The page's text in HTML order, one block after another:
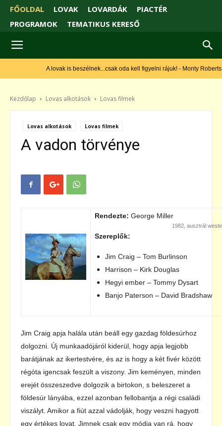
FŐOLDAL LOVAK LOVARDÁK
PIACTÉR
PROGRAMOK
TEMATIKUS KERESŐ
A lovak is beszélnek...csak oda kell figyelni rájuk! - Monty Roberts
Kezdőlap Lovas alkotások Lovas filmek
Lovas alkotások Lovas filmek
A vadon törvénye
Rendezte: George Miller
1982, ausztrál
Szereplők:
Jim Craig – Tom Burlinson
Harrison – Kirk Douglas
Hegyi ember – Tommy Dysart
Banjo Paterson – David Bradshaw
Jim Craig apja halála után beáll egy gazdag földesúrhoz
dolgozni. Új munkaadójáról kiderül, hogy apja legjobb
barátjának az ikertestvére, és az is hogy a két fivér között
régóta igencsak feszült a viszony. Jim keményen, minden
erejét összeszedve dolgozik a birtokon, s beleszeret a
földesúr lányába, ezzel azonban fellobantja a régi családi
viszályt. Amikor a fiút azzal vádolják, hogy veszni hagyott
egy értékes lovat, Jimnek csak egy módja van rá, hogy